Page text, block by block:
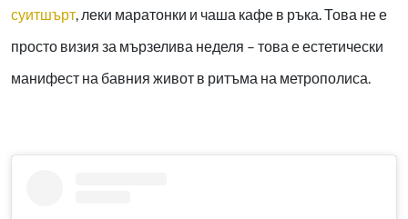
суитшърт , леки маратонки и чаша кафе в ръка. Това не е
просто визия за мързелива неделя – това е естетически
манифест на бавния живот в ритъма на метрополиса.